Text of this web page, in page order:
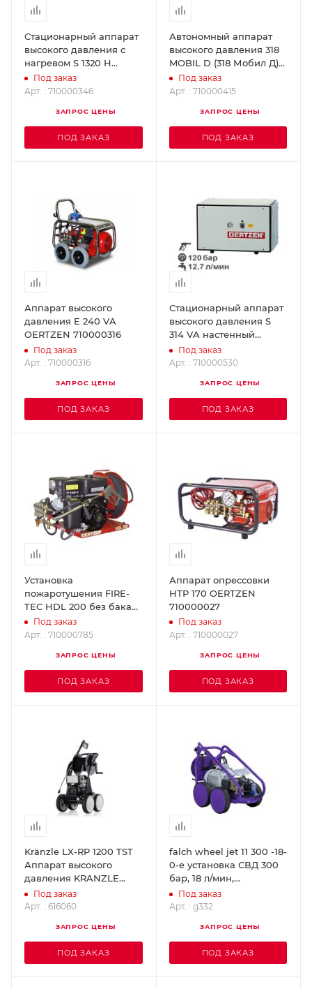
Стационарный аппарат
высокого давления с
нагревом S 1320 H
OERTZEN 710000346
Под заказ
Арт. : 710000346
ЗАПРОС ЦЕНЫ
ПОД ЗАКАЗ
Автономный аппарат
высокого давления 318
MOBIL D (318 Мобил Д)
OERTZEN 710000415
Под заказ
Арт. : 710000415
ЗАПРОС ЦЕНЫ
ПОД ЗАКАЗ
Аппарат высокого
давления E 240 VA
OERTZEN 710000316
Под заказ
Арт. : 710000316
ЗАПРОС ЦЕНЫ
ПОД ЗАКАЗ
Стационарный аппарат
высокого давления S
314 VA настенный
OERTZEN 710000530
Под заказ
Арт. : 710000530
ЗАПРОС ЦЕНЫ
ПОД ЗАКАЗ
Установка
пожаротушения FIRE-
TEC HDL 200 без бака
OERTZEN 710000785
Под заказ
Арт. : 710000785
ЗАПРОС ЦЕНЫ
ПОД ЗАКАЗ
Аппарат опрессовки
НТР 170 OERTZEN
710000027
Под заказ
Арт. : 710000027
ЗАПРОС ЦЕНЫ
ПОД ЗАКАЗ
Kränzle LX-RP 1200 TST
Аппарат высокого
давления KRANZLE
616060
Под заказ
Арт. : 616060
ЗАПРОС ЦЕНЫ
ПОД ЗАКАЗ
falch wheel jet 11 300 -18-
0-e установка СВД 300
бар, 18 л/мин,
Под заказ
Арт. : g332
ЗАПРОС ЦЕНЫ
ПОД ЗАКАЗ